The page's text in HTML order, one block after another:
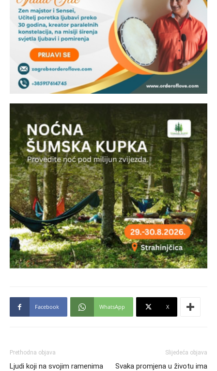
Facebook WhatsApp X
Prethodna objava
Ljudi koji na svojim ramenima
Slijedeća objava
Svaka promjena u životu ima